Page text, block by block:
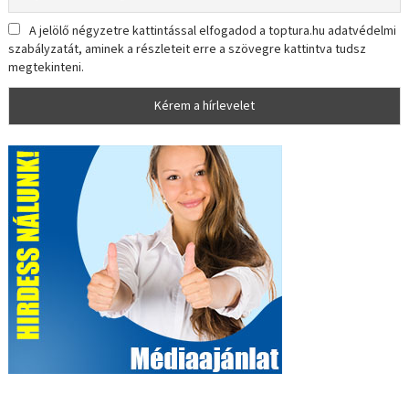
A jelölő négyzetre kattintással elfogadod a toptura.hu adatvédelmi
szabályzatát, aminek a részleteit erre a szövegre kattintva tudsz
megtekinteni.